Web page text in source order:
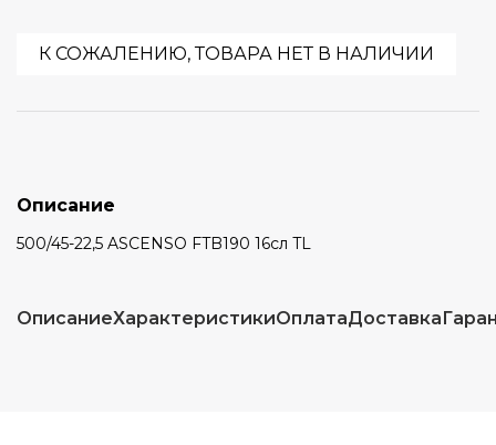
К СОЖАЛЕНИЮ, ТОВАРА НЕТ В НАЛИЧИИ
Описание
500/45-22,5 ASCENSO FTB190 16сл TL
ОписаниеХарактеристикиОплатаДоставка